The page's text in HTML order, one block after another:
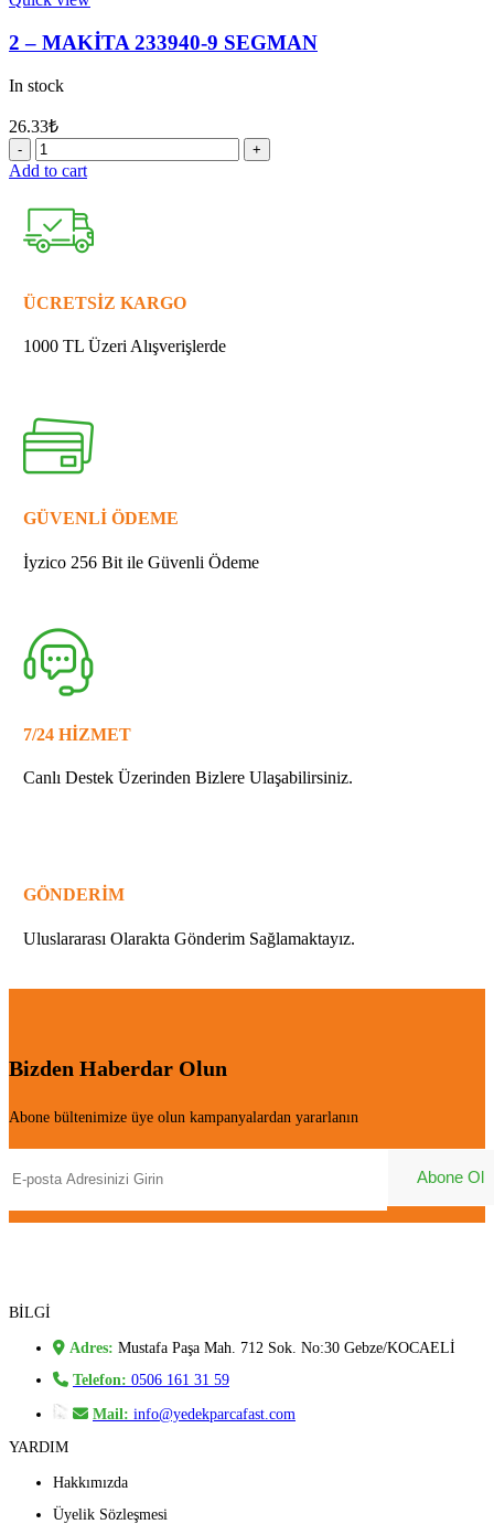
KAFA
LASTİĞİ
2 – MAKİTA 233940-9 SEGMAN
In stock
26.33₺
2
-
233940-
SEGMAN
Add to cart
ÜCRETSİZ KARGO
1000 TL Üzeri Alışverişlerde
GÜVENLİ ÖDEME
İyzico 256 Bit ile Güvenli Ödeme
7/24 HİZMET
Canlı Destek Üzerinden Bizlere Ulaşabilirsiniz.
GÖNDERİM
Uluslararası Olarakta Gönderim Sağlamaktayız.
Bizden Haberdar Olun
Abone bültenimize üye olun kampanyalardan yararlanın
BİLGİ
Adres: Mustafa Paşa Mah. 712 Sok. No:30 Gebze/KOCAELİ
Telefon: 0506 161 31 59
Mail: info@yedekparcafast.com
YARDIM
Hakkımızda
Üyelik Sözleşmesi